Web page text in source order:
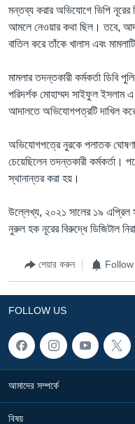
মন্তব্য করার অভিযোগে ভিপি নূরের
আমলে নেওয়ার কথা ছিল। তবে,
বাতিল করে তাঁকে খালাস এবং
মামলার তদন্তকারী কর্মকর্তা ডিবি
পরিদর্শক মোহাম্মদ সাইফুল ইসলাম
আদালতে অভিযোগপত্রটি দাখিল
অভিযোগপত্রে নুরকে পলাতক ঘোষণা
চেয়েছিলেন তদন্তকারী কর্মকর্তা।
স্থানান্তর করা হয়।
উল্লেখ্য, ২০২১ সালের ১৯ এপ্রিল
নুরুল হক নূরের বিরুদ্ধে ডিজিটাল
শেয়ার করুন
FOLLOW US
আমাদের সম্পর্কে
বিষয়